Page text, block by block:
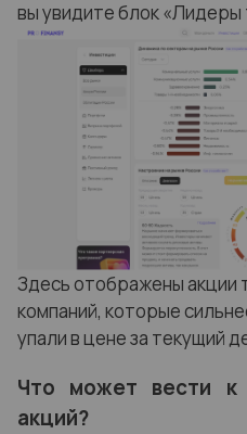
вы увидите блок«Лидеры
Здесь отображены акции
компаний, которые
упали в цене за текущий
Что может вести к
акций?